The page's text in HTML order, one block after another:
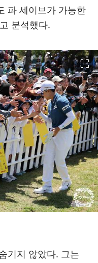
파 세이브가 가능한
분석했다.
기지 않았다. 그는